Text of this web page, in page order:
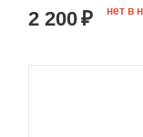
2 200₽ нет в